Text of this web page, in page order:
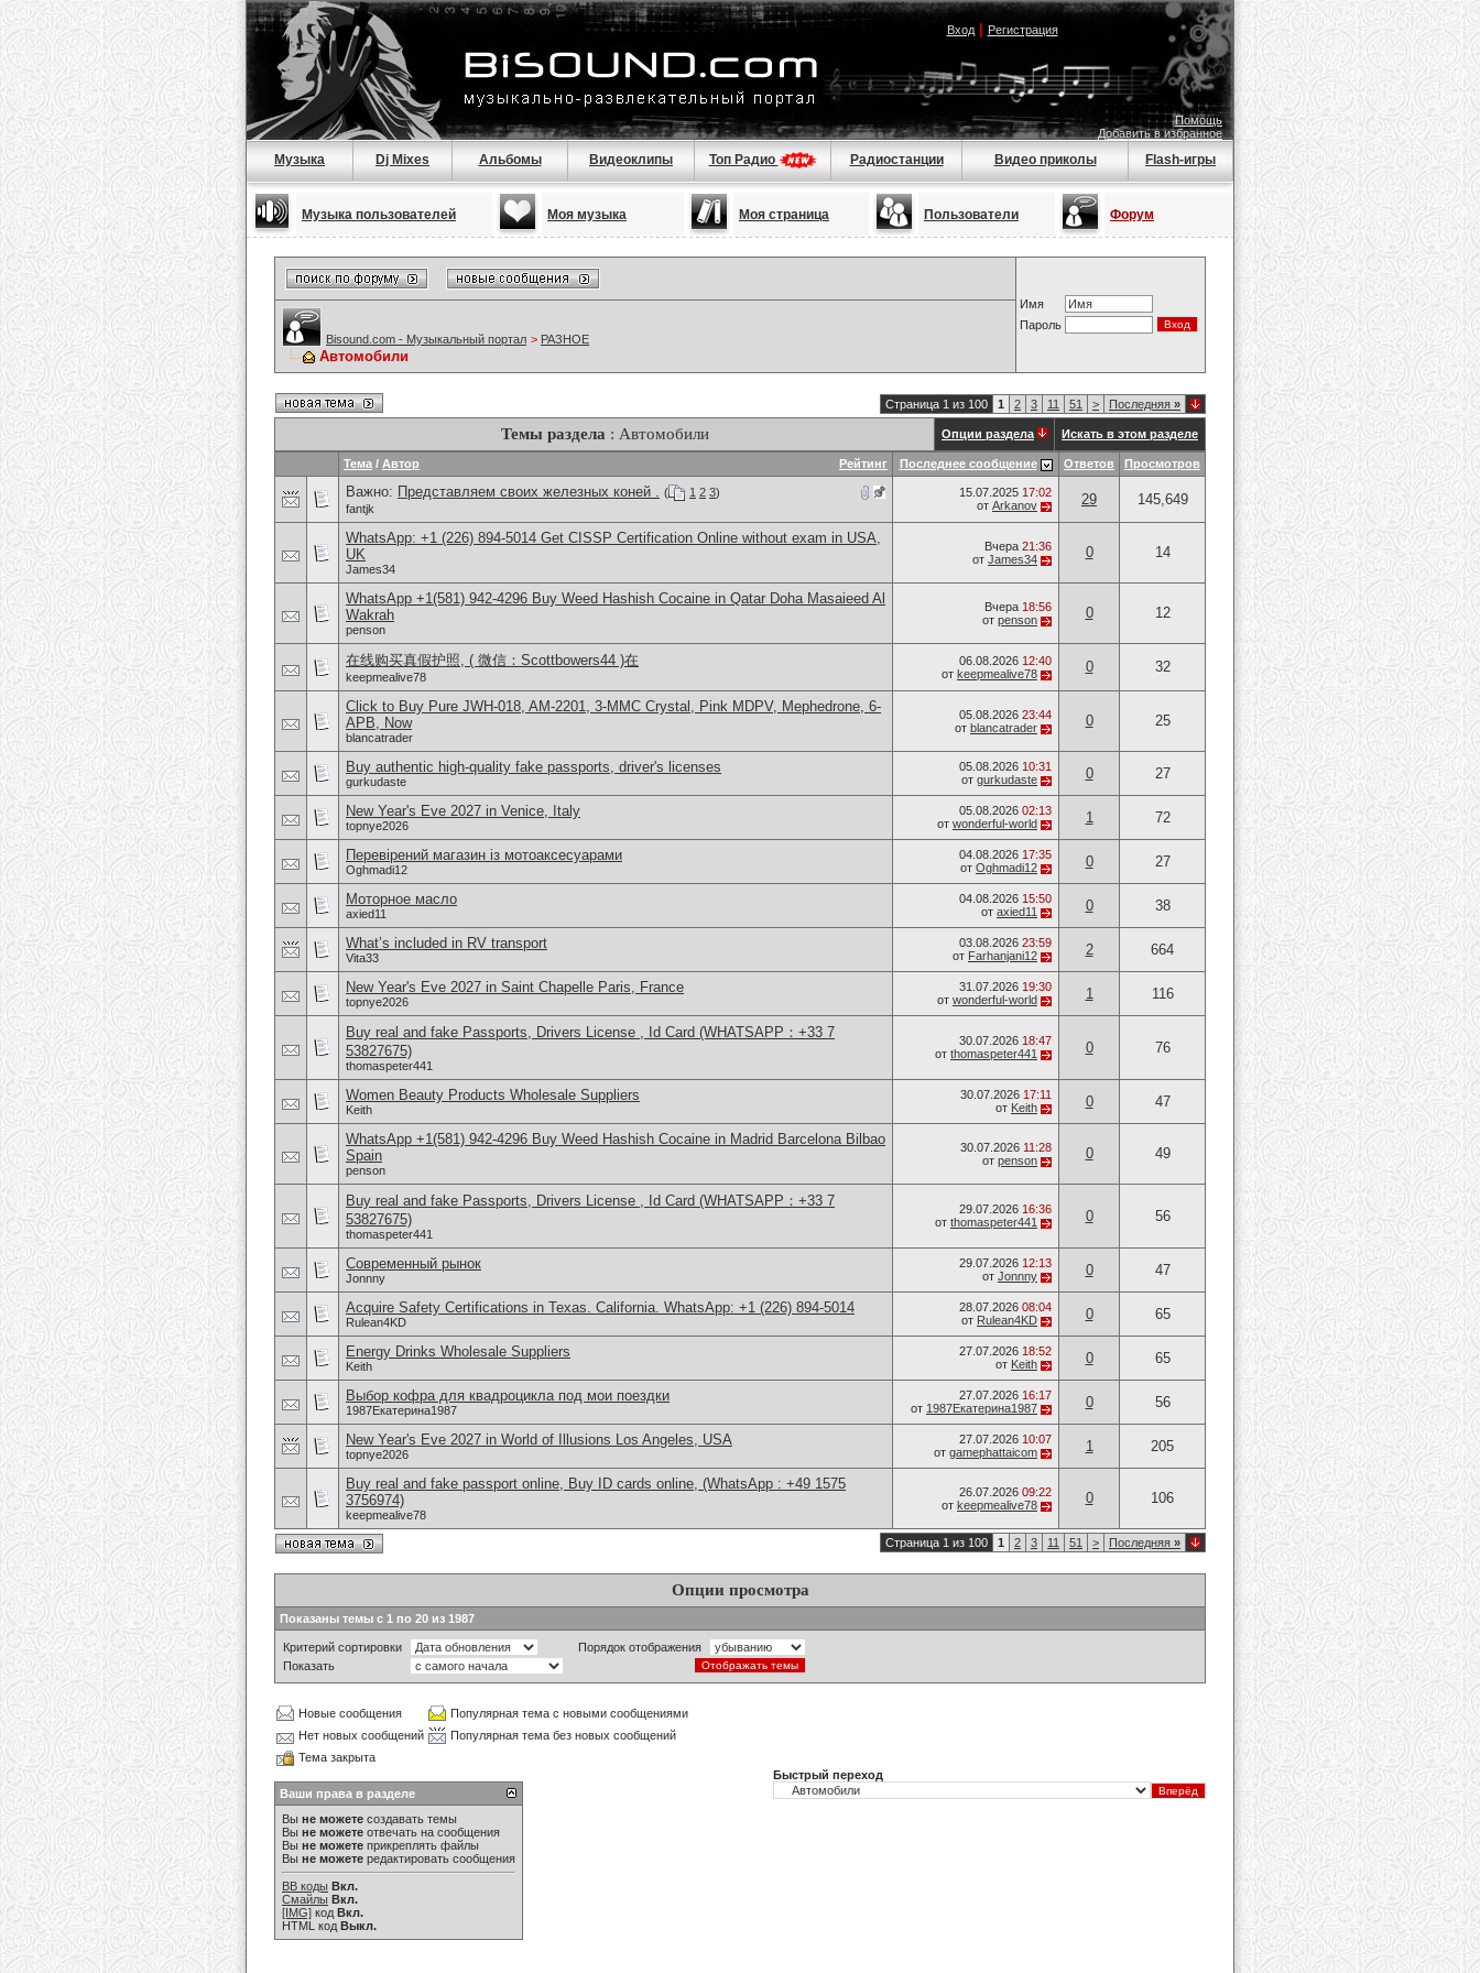
Вход| Регистрация
Помощь
Добавить в избранное
Музыка Dj Mixes Альбомы Видеоклипы Топ Радио Радиостанции Видео приколы Flash-игры
Музыка пользователей Моя музыка Моя страница Пользователи Форум
Имя
Пароль
Bisound.com - Музыкальный портал > РАЗНОЕ
Автомобили
Страница 1 из 100 1 2 3 11 51 > Последняя »
Темы раздела : Автомобили Опции раздела Искать в этом разделе
Рейтинг
Тема / Автор Последнее сообщение Ответов Просмотров
Важно: Представляем своих железных коней . ( 1 2 3)
fantjk
15.07.2025 17:02
от Arkanov 29 145,649
WhatsApp: +1 (226) 894-5014​ Get CISSP Certification Online without exam in USA,
UK
James34
Вчера 21:36
от James34 0 14
WhatsApp +1(581) 942-4296 Buy Weed Hashish Cocaine in Qatar Doha Masaieed Al
Wakrah
penson
Вчера 18:56
от penson 0 12
在线购买真假护照, ( 微信：Scottbowers44 )在
keepmealive78
06.08.2026 12:40
от keepmealive78 0 32
Click to Buy Pure JWH-018, AM-2201, 3-MMC Crystal, Pink MDPV, Mephedrone, 6-
APB, Now
blancatrader
05.08.2026 23:44
от blancatrader 0 25
Buy authentic high-quality fake passports, driver's licenses
gurkudaste
05.08.2026 10:31
от gurkudaste 0 27
New Year's Eve 2027 in Venice, Italy
topnye2026
05.08.2026 02:13
от wonderful-world 1 72
Перевірений магазин із мотоаксесуарами
Oghmadi12
04.08.2026 17:35
от Oghmadi12 0 27
Моторное масло
axied11
04.08.2026 15:50
от axied11 0 38
What’s included in RV transport
Vita33
03.08.2026 23:59
от Farhanjani12 2 664
New Year's Eve 2027 in Saint Chapelle Paris, France
topnye2026
31.07.2026 19:30
от wonderful-world 1 116
Buy real and fake Passports, Drivers License , Id Card (WHATSAPP：+33 7
53827675)
thomaspeter441
30.07.2026 18:47
от thomaspeter441 0 76
Women Beauty Products Wholesale Suppliers
Keith
30.07.2026 17:11
от Keith 0 47
WhatsApp +1(581) 942-4296 Buy Weed Hashish Cocaine in Madrid Barcelona Bilbao
Spain
penson
30.07.2026 11:28
от penson 0 49
Buy real and fake Passports, Drivers License , Id Card (WHATSAPP：+33 7
53827675)
thomaspeter441
29.07.2026 16:36
от thomaspeter441 0 56
Современный рынок
Jonnny
29.07.2026 12:13
от Jonnny 0 47
Acquire Safety Certifications in Texas. California. WhatsApp: +1 (226) 894-5014
Rulean4KD
28.07.2026 08:04
от Rulean4KD 0 65
Energy Drinks Wholesale Suppliers
Keith
27.07.2026 18:52
от Keith 0 65
Выбор кофра для квадроцикла под мои поездки
1987Екатерина1987
27.07.2026 16:17
от 1987Екатерина1987 0 56
New Year's Eve 2027 in World of Illusions Los Angeles, USA
topnye2026
27.07.2026 10:07
от gamephattaicom 1 205
Buy real and fake passport online, Buy ID cards online, (WhatsApp : +49 1575
3756974)
keepmealive78
26.07.2026 09:22
от keepmealive78 0 106
Страница 1 из 100 1 2 3 11 51 > Последняя »
Опции просмотра
Показаны темы с 1 по 20 из 1987
Критерий сортировки
Порядок отображения
Показать
Новые сообщения
Популярная тема с новыми сообщениями
Нет новых сообщений
Популярная тема без новых сообщений
Тема закрыта
Ваши права в разделе
Вы не можете создавать темы
Вы не можете отвечать на сообщения
Вы не можете прикреплять файлы
Вы не можете редактировать сообщения
BB коды Вкл.
Смайлы Вкл.
[IMG] код Вкл.
HTML код Выкл.
Быстрый переход